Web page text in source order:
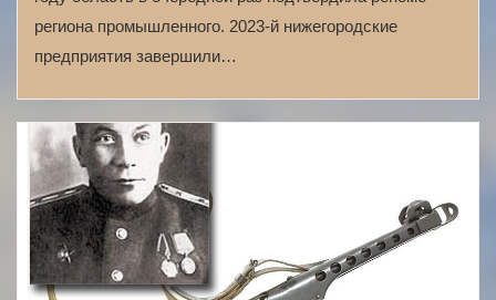
региона промышленного. 2023-й нижегородские
предприятия завершили…